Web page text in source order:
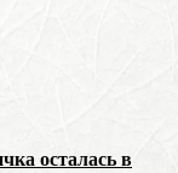
осталась в